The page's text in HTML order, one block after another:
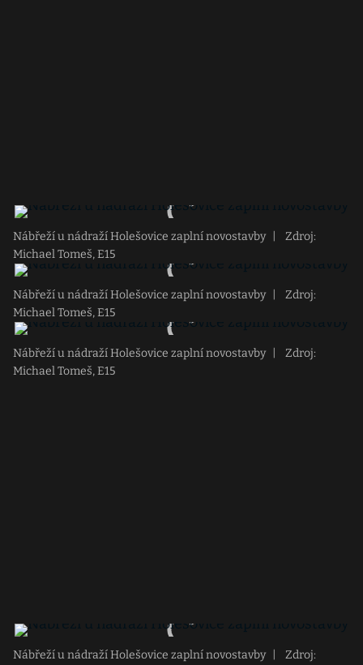
Nábřeží u nádraží Holešovice zaplní novostavby
Zdroj:
Michael Tomeš, E15
Nábřeží u nádraží Holešovice zaplní novostavby
Zdroj:
Michael Tomeš, E15
Nábřeží u nádraží Holešovice zaplní novostavby
Zdroj:
Michael Tomeš, E15
Nábřeží u nádraží Holešovice zaplní novostavby
Zdroj: